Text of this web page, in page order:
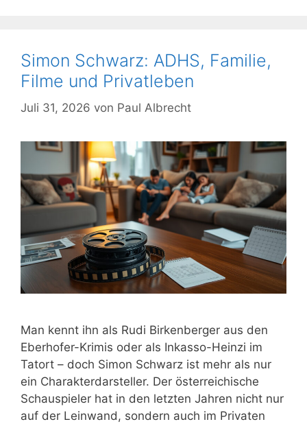
Simon Schwarz: ADHS, Familie,
Filme und Privatleben
Juli 31, 2026 von Paul Albrecht
Man kennt ihn als Rudi Birkenberger aus den
Eberhofer-Krimis oder als Inkasso-Heinzi im
Tatort – doch Simon Schwarz ist mehr als nur
ein Charakterdarsteller. Der österreichische
Schauspieler hat in den letzten Jahren nicht nur
auf der Leinwand, sondern auch im Privaten